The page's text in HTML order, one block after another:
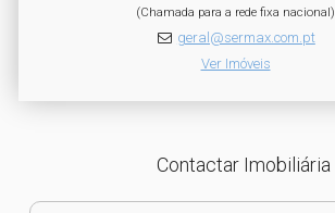
(Chamada para a rede fixa nacional)
geral@sermax.com.pt
Ver Imóveis
Contactar Imobiliária